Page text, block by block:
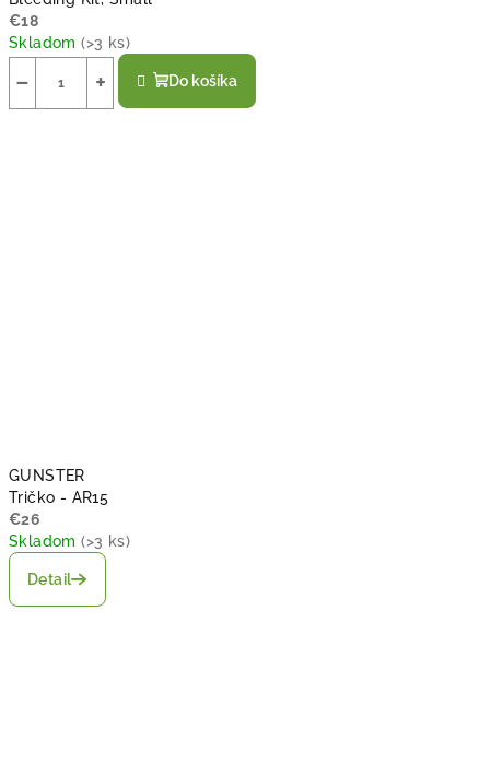
€18
Skladom(>3 ks)
+
− Do košíka
Tričko - AR15
GUNSTER
€26
Skladom(>3 ks)
Detail